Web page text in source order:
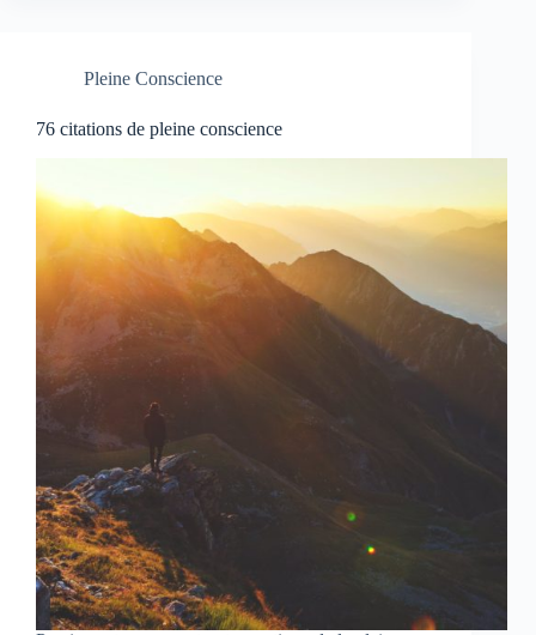
Pleine Conscience
76 citations de pleine conscience